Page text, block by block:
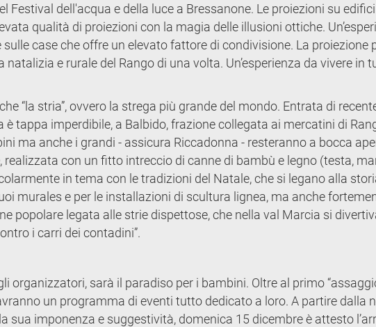
Festival dell'acqua e della luce a Bressanone. Le proiezioni su
qualità di proiezioni con la magia delle illusioni ottiche.
case che offre un elevato fattore di condivisione. La proiezione
natalizia e rurale del Rango di una volta. Un’esperienza da vivere in
“la stria”, ovvero la strega più grande del mondo. Entrata di
è tappa imperdibile, a Balbido, frazione collegata ai mercatini di
ma anche i grandi - assicura Riccadonna - resteranno a bocca
realizzata con un fitto intreccio di canne di bambù e legno (testa,
in tema con le tradizioni del Natale, che si legano alla
murales e per le installazioni di scultura lignea, ma anche
popolare legata alle strie dispettose, che nella val Marcia si
i carri dei contadini”.
organizzatori, sarà il paradiso per i bambini. Oltre al primo
un programma di eventi tutto dedicato a loro. A partire dalla
sua imponenza e suggestività, domenica 15 dicembre è attesto